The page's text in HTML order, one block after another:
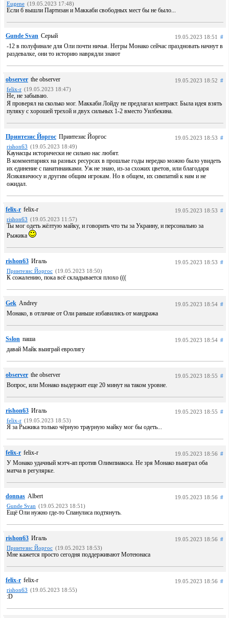
Eugene (19.05.2023 17:48)
Если б вышли Партизан и Маккаби свободных мест бы не было...
Gunde Svan Серый 19.05.2023 18:51 #
-12 в полуфинале для Оли почти ничья. Негры Монако сейчас праздновать начнут в
раздевалке, они то историю наврядли знают
observer the observer 19.05.2023 18:52 #
felix-r (19.05.2023 18:47)
Не, не забываю.
Я проверял на сколько мог. Маккаби Лойду не предлагал контракт. Была идея взять
пуляку с хорошей трехой и двух сильных 1-2 вместо Уилбекина.
Принтезис Йоргос Принтезис Йоргос 19.05.2023 18:53 #
rishon63 (19.05.2023 18:49)
Каунасцы исторически не сильно нас любят.
В комментариях на разных ресурсах в прошлые годы нередко можно было увидеть
их единение с панатинаиками. Уж не знаю, из-за схожих цветов, или благодаря
Ясикявичюсу и другим общим игрокам. Но в общем, их симпатий к нам и не
ожидал.
felix-r felix-r 19.05.2023 18:53 #
rishon63 (19.05.2023 11:57)
Ты мог одеть жёлтую майку, и говорить что ты за Украину, и персонально за
Рыжика
rishon63 Игаль 19.05.2023 18:53 #
Принтезис Йоргос (19.05.2023 18:50)
К сожалению, пока всё складывается плохо (((
Gek Andrey 19.05.2023 18:54 #
Монако, в отличие от Оли раньше избавились от мандража
Sslon паша 19.05.2023 18:54 #
давай Майк выиграй евролигу
observer the observer 19.05.2023 18:55 #
Вопрос, или Монако выдержит еще 20 минут на таком уровне.
rishon63 Игаль 19.05.2023 18:55 #
felix-r (19.05.2023 18:53)
Я за Рыжика только чёрную траурную майку мог бы одеть...
felix-r felix-r 19.05.2023 18:56 #
У Монако удачный мэтч-ап против Олимпиакоса. Не зря Монако выиграл оба
матча в регулярке.
donnas Albert 19.05.2023 18:56 #
Gunde Svan (19.05.2023 18:51)
Ещё Оли нужно где-то Спанулиса подтянуть.
rishon63 Игаль 19.05.2023 18:56 #
Принтезис Йоргос (19.05.2023 18:53)
Мне кажется просто сегодня поддерживают Мотеюнаса
felix-r felix-r 19.05.2023 18:56 #
rishon63 (19.05.2023 18:55)
:D